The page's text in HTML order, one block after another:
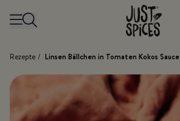
Rezepte / Linsen Bällchen in Tomaten Kokos Sauce